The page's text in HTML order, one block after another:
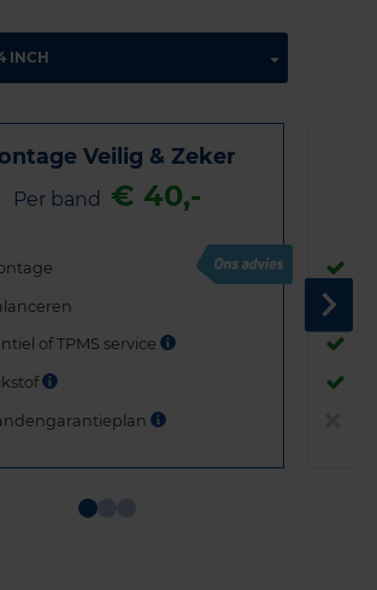
Veilig & Zeker
Per band € 40,-
of TPMS service